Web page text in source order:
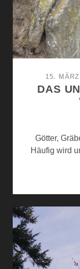
15.
DAS
Götter,
Häufig wird